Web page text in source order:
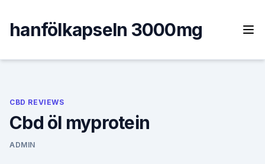
content
hanfölkapseln 3000mg
CBD REVIEWS
Cbd öl myprotein
ADMIN